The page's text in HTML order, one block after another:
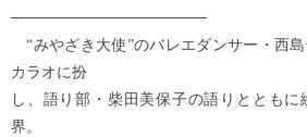
──────────────────
“みやざき大使”のバレエダンサー・西
カラオに扮
し、語り部・柴田美保子の語りととも
界。